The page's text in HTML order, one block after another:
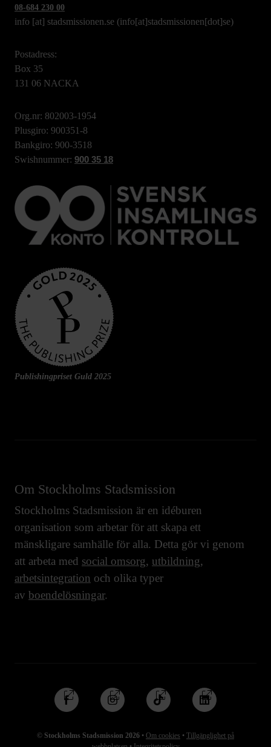
08-684 230 00
info [at] stadsmissionen.se (info[at]stadsmissionen[dot]se)
Postadress:
Box 35
131 06 NACKA
Org.nr: 802003-1954
Plusgiro: 900351-8
Bankgiro: 900-3518
Swishnummer: 900 35 18
Publishingpriset Guld 2025
Om Stockholms Stadsmission
Stockholms Stadsmission är en idéburen
organisation som arbetar för att skapa ett
mänskligare samhälle för alla. Detta gör vi genom
att arbeta med social omsorg, utbildning,
arbetsintegration och olika typer
av boendelösningar.
© Stockholms Stadsmission 2026 • Om cookies • Tillgänglighet på
Följ
oss
Facebook
Följ
oss
Instagram
Följ
oss
TikTok
Följ
oss
Linkedin